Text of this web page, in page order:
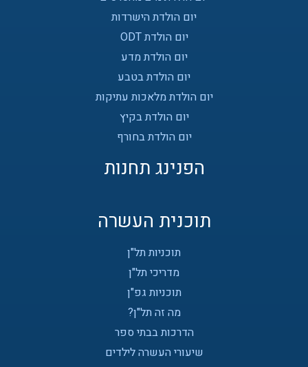
יום הולדת הישרדות
יום הולדת ODT
יום הולדת מדע
יום הולדת בטבע
יום הולדת מלאכות עתיקות
יום הולדת בקיץ
יום הולדת בחורף
הפנינג תחנות
תוכנית העשרה
תוכניות תל"ן
מדריכי תל"ן
תוכניות גפ"ן
מה זה תל"ן?
הדרכות בבתי ספר
שיעורי העשרה לילדים